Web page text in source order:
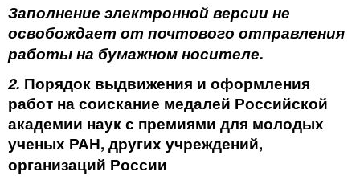
Заполнение электронной версии не
освобождает от почтового отправления
работы на бумажном носителе.
2. Порядок выдвижения и оформления
работ на соискание медалей Российской
академии наук с премиями для молодых
ученых РАН, других учреждений,
организаций России